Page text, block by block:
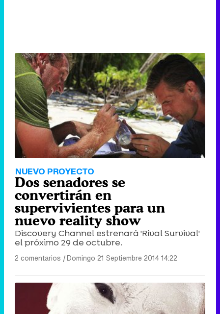
NUEVO PROYECTO
Dos senadores se
convertirán en
supervivientes para un
nuevo reality show
Discovery Channel estrenará 'Rival Survival'
el próximo 29 de octubre.
2 comentarios |Domingo 21 Septiembre 2014 14:22